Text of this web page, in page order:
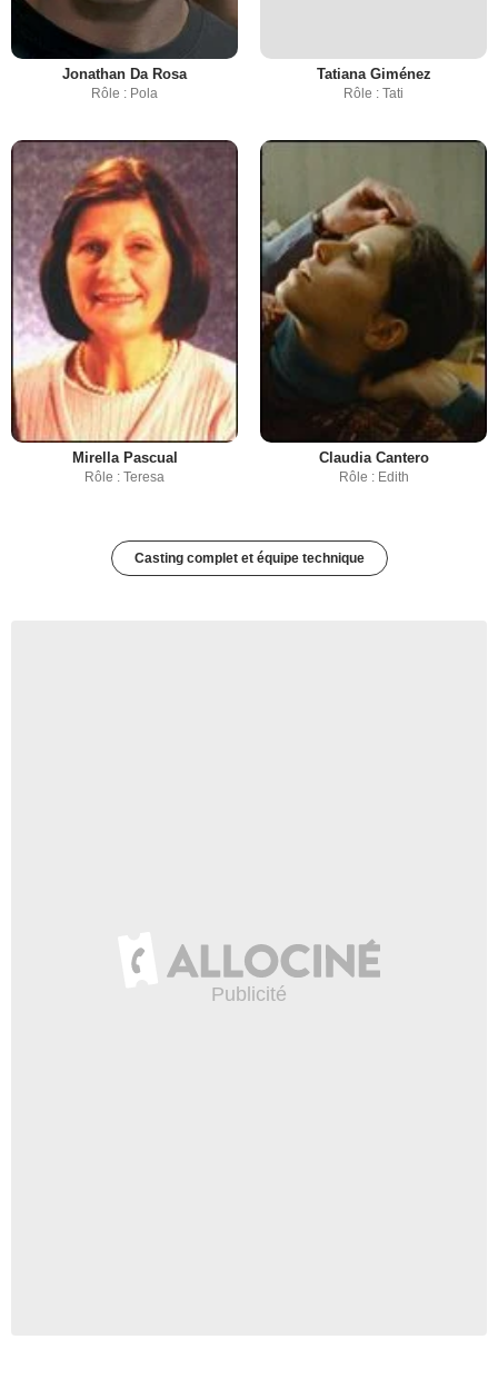
Jonathan Da Rosa
Rôle : Pola
Tatiana Giménez
Rôle : Tati
Mirella Pascual
Rôle : Teresa
Claudia Cantero
Rôle : Edith
Casting complet et équipe technique